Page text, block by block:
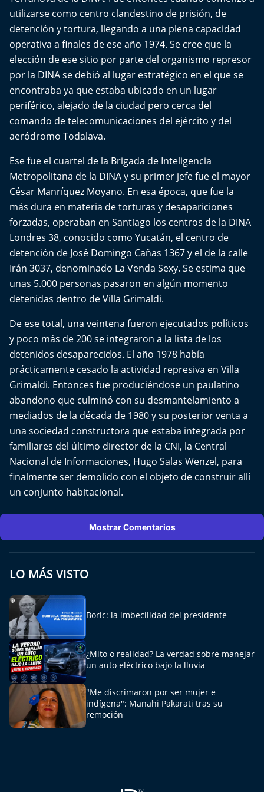
Aquí Estamos
Sello de raza
Trasnoche
Reto Inmobiliario
Punto de Encuentro
Yo invito
utilizarse como centro clandestino de prisión, de
detención y tortura, llegando a una plena capacidad
operativa a finales de ese año 1974. Se cree que la
elección de ese sitio por parte del organismo represor
por la DINA se debió al lugar estratégico en el que se
encontraba ya que estaba ubicado en un lugar
periférico, alejado de la ciudad pero cerca del
comando de telecomunicaciones del ejército y del
aeródromo Todalava.
Ese fue el cuartel de la Brigada de Inteligencia
Metropolitana de la DINA y su primer jefe fue el mayor
César Manríquez Moyano. En esa época, que fue la
más dura en materia de torturas y desapariciones
forzadas, operaban en Santiago los centros de la DINA
Londres 38, conocido como Yucatán, el centro de
detención de José Domingo Cañas 1367 y el de la calle
Irán 3037, denominado La Venda Sexy. Se estima que
unas 5.000 personas pasaron en algún momento
detenidas dentro de Villa Grimaldi.
De ese total, una veintena fueron ejecutados políticos
y poco más de 200 se integraron a la lista de los
detenidos desaparecidos. El año 1978 había
prácticamente cesado la actividad represiva en Villa
Grimaldi. Entonces fue produciéndose un paulatino
abandono que culminó con su desmantelamiento a
mediados de la década de 1980 y su posterior venta a
una sociedad constructora que estaba integrada por
familiares del último director de la CNI, la Central
Nacional de Informaciones, Hugo Salas Wenzel, para
finalmente ser demolido con el objeto de construir allí
un conjunto habitacional.
Mostrar Comentarios
LO MÁS VISTO
Boric: la imbecilidad del presidente
¿Mito o realidad? La verdad sobre manejar
un auto eléctrico bajo la lluvia
"Me discrimaron por ser mujer e
indígena": Manahi Pakarati tras su
remoción